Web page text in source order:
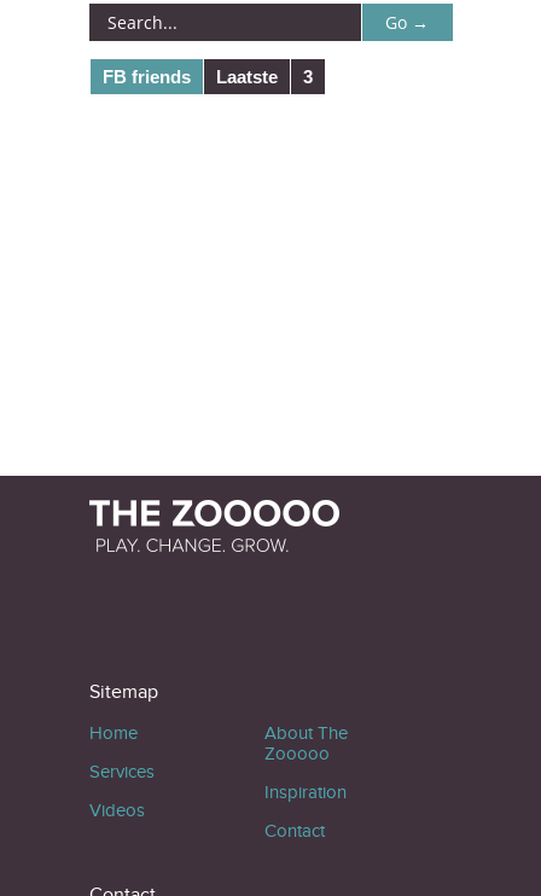
FB friends Laatste 3
Sitemap
Home
Services
Videos
About The
Zooooo
Inspiration
Contact